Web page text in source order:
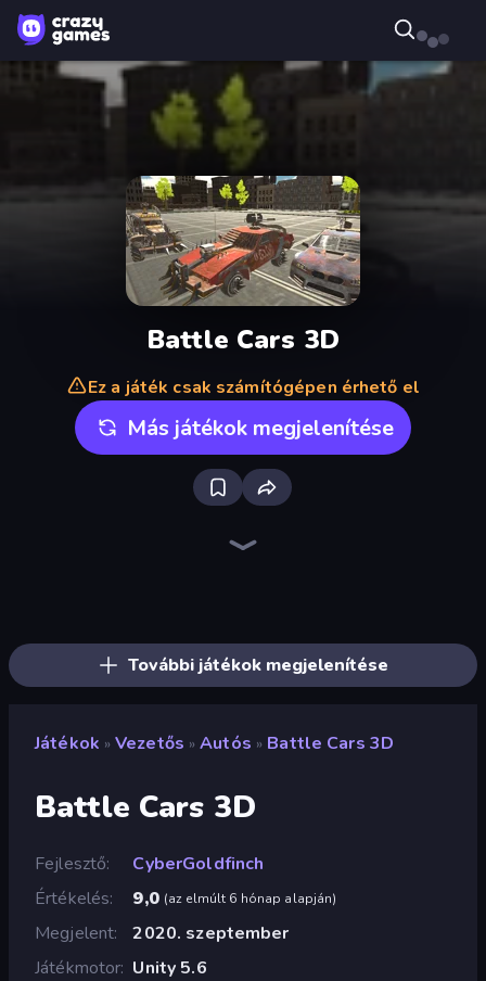
Battle Cars 3D
Ez a játék csak számítógépen érhető el
Más játékok megjelenítése
További játékok megjelenítése
Játékok » Vezetős » Autós » Battle Cars 3D
Battle Cars 3D
Fejlesztő
CyberGoldfinch
Értékelés
9,0 (az elmúlt 6 hónap alapján)
Megjelent
2020. szeptember
Játékmotor Unity 5.6